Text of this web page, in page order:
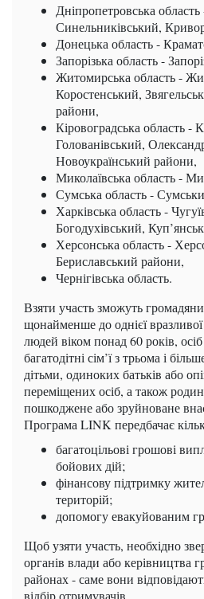
Дніпропетровська
Синельниківський,
Донецька область -
Запорізька область -
Житомирська область -
Коростенський,
райони,
Кіровоградська область -
Голованівський,
Новоукраїнський райони,
Миколаївська область -
Сумська область -
Харківська область -
Богодухівський,
Херсонська область -
Бериславський райони,
Чернігівська область.
Взяти участь зможуть
щонайменше до однієї
людей віком понад 60 років, осіб
багатодітні сім’ї з трьома і
дітьми, одиноких батьків або
переміщених осіб, а також
пошкоджене або зруйноване
Програма LINK передбачає
багатоцільові грошові
бойових дій;
фінансову підтримку
територій;
допомогу евакуйованим
Щоб узяти участь, необхідно
органів влади або керівництва
районах - саме вони
відбір отримувачів.